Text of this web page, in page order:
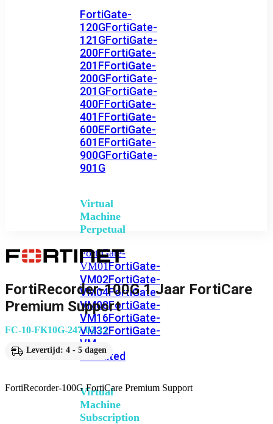
FortiGate-
120GFortiGate-
121GFortiGate-
200FFortiGate-
201FFortiGate-
200GFortiGate-
201GFortiGate-
400FFortiGate-
401FFortiGate-
600EFortiGate-
601EFortiGate-
900GFortiGate-
901G
Virtual
Machine
Perpetual
FortiGate-
VM01FortiGate-
VM02FortiGate-
VM04FortiGate-
VM08FortiGate-
VM16FortiGate-
VM32FortiGate-
VM
Unlimited
Virtual
Machine
Subscription
FortiRecorder-100G 1 Jaar FortiCare
Premium Support
FC-10-FK10G-247-02-12
Levertijd: 4 - 5 dagen
FortiRecorder-100G FortiCare Premium Support